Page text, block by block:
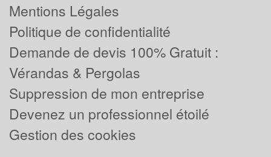
Mentions Légales
Politique de confidentialité
Demande de devis 100% Gratuit :
Vérandas & Pergolas
Suppression de mon entreprise
Devenez un professionnel étoilé
Gestion des cookies